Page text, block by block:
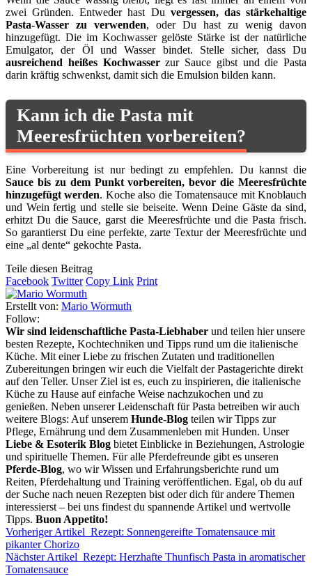
zwei Gründen. Entweder hast Du vergessen, das stärkehaltige
Pasta-Wasser zu verwenden, oder Du hast zu wenig davon
hinzugefügt. Die im Kochwasser gelöste Stärke ist der natürliche
Emulgator, der Öl und Wasser bindet. Stelle sicher, dass Du
ausreichend heißes Kochwasserzur Sauce gibst und die Pasta
darin kräftig schwenkst, damit sich die Emulsion bilden kann.
Kann ich die Pasta mit
Meeresfrüchten vorbereiten?
Eine Vorbereitung ist nur bedingt zu empfehlen. Du kannst die
Sauce bis zu dem Punkt vorbereiten, bevor die Meeresfrüchte
hinzugefügt werden. Koche also die Tomatensauce mit Knoblauch
und Wein fertig und stelle sie beiseite. Wenn Deine Gäste da sind,
erhitzt Du die Sauce, garst die Meeresfrüchte und die Pasta frisch.
So garantierst Du eine perfekte, zarte Textur der Meeresfrüchte und
eine „al dente“ gekochte Pasta.
Teile diesen Beitrag
Facebook Twitter Copy Link Print
Erstellt von: Mario Wormuth
Follow:
Wir sind leidenschaftliche Pasta-Liebhaber und teilen hier unsere
besten Rezepte, Kochtechniken und Tipps rund um die italienische
Küche. Mit einer Liebe zu frischen Zutaten und traditionellen
Zubereitungen bringen wir euch die Vielfalt der Pastagerichte direkt
auf den Teller. Unser Ziel ist es, euch zu inspirieren, die italienische
Küche zu Hause auf einfache Weise nachzukochen und zu
genießen. Neben unserer Leidenschaft für Pasta betreiben wir auch
weitere Blogs: Auf unserem Hunde-Blog teilen wir Tipps zur
Pflege, Ernährung und dem Zusammenleben mit Hunden. Unser
Liebe & Esoterik Blog bietet Einblicke in Beziehungen, Astrologie
und spirituelle Themen. Für alle Pferdefreunde gibt es unseren
Pferde-Blog, wo wir Wissen und Erfahrungsberichte rund um
Reiten, Pferdehaltung und Training veröffentlichen. Egal, ob du auf
der Suche nach neuen Rezepten bist oder dich für andere Themen
interessierst – bei uns findest du spannende Artikel und wertvolle
Tipps. Buon Appetito!
Vorheriger Artikel Rezept: Sonnengereifte Tomatensauce mit
pikanter Chorizo
Nächster Artikel Rezept: Herzhafte Thunfisch Pasta in aromatischer
Tomatensauce